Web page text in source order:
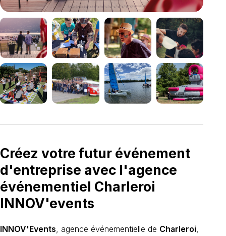
Créez votre futur événement
d'entreprise avec l'agence
événementiel Charleroi
INNOV'events
INNOV'Events, agence événementielle de Charleroi,